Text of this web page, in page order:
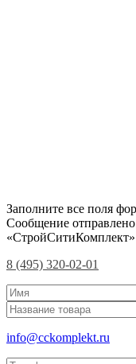
Заполните все поля
Сообщение
8 (495) 320-02-01
info@cckomplekt.ru